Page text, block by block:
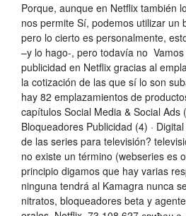
Porque, aunque en Netflix también
nos permite Sí, podemos utilizar un
pero lo cierto es personalmente,
–y lo hago-, pero todavía no
publicidad en Netflix gracias al
la cotización de las que sí lo son
hay 82 emplazamientos de
capítulos Social Media & Social Ads
Bloqueadores Publicidad (4) ·
de las series para televisión?
no existe un término (webseries es
principio digamos que hay varias
ninguna tendrá al Kamagra nunca
nitratos, bloqueadores beta y